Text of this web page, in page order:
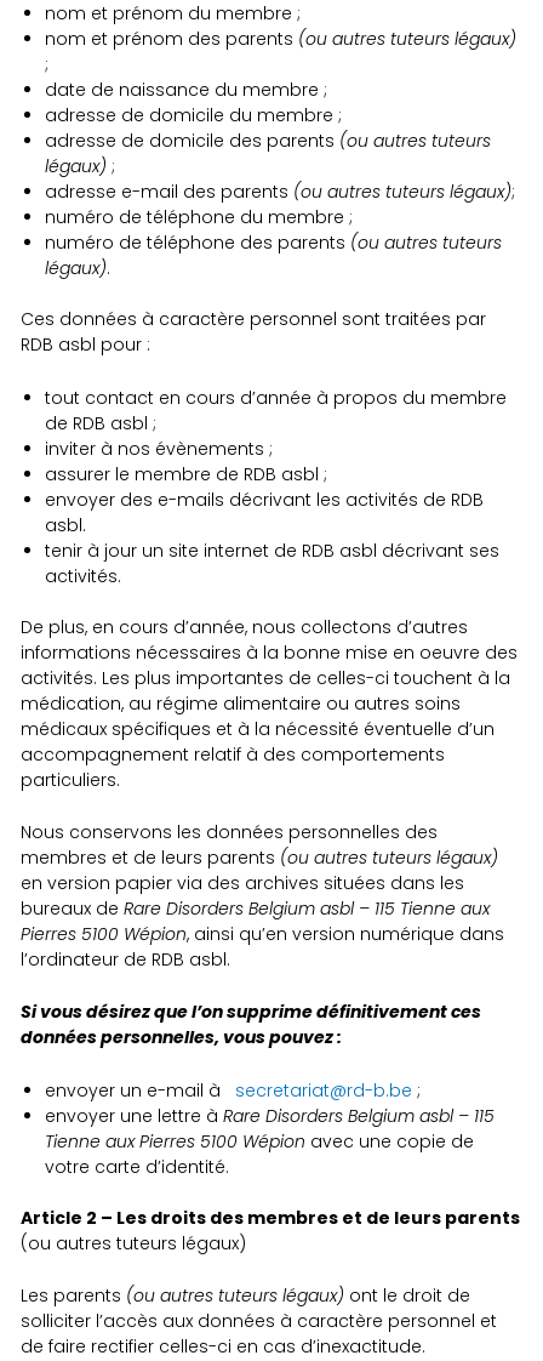
nom et prénom du membre ;
nom et prénom des parents (ou autres tuteurs légaux)
;
date de naissance du membre ;
adresse de domicile du membre ;
adresse de domicile des parents (ou autres tuteurs
légaux) ;
adresse e-mail des parents (ou autres tuteurs légaux);
numéro de téléphone du membre ;
numéro de téléphone des parents (ou autres tuteurs
légaux).
Ces données à caractère personnel sont traitées par
RDB asbl pour :
tout contact en cours d’année à propos du membre
de RDB asbl ;
inviter à nos évènements ;
assurer le membre de RDB asbl ;
envoyer des e-mails décrivant les activités de RDB
asbl.
tenir à jour un site internet de RDB asbl décrivant ses
activités.
De plus, en cours d’année, nous collectons d’autres
informations nécessaires à la bonne mise en oeuvre des
activités. Les plus importantes de celles-ci touchent à la
médication, au régime alimentaire ou autres soins
médicaux spécifiques et à la nécessité éventuelle d’un
accompagnement relatif à des comportements
particuliers.
Nous conservons les données personnelles des
membres et de leurs parents (ou autres tuteurs légaux)
en version papier via des archives situées dans les
bureaux deRare Disorders Belgium asbl – 115 Tienne aux
Pierres 5100 Wépion, ainsi qu’en version numérique dans
l’ordinateur de RDB asbl.
Si vous désirez que l’on supprime définitivement ces
données personnelles, vous pouvez :
envoyer un e-mail à secretariat@rd-b.be ;
envoyer une lettre àRare Disorders Belgium asbl – 115
Tienne aux Pierres 5100 Wépion avec une copie de
votre carte d’identité.
Article 2 – Les droits des membres et de leurs parents
(ou autres tuteurs légaux)
Les parents (ou autres tuteurs légaux) ont le droit de
solliciter l’accès aux données à caractère personnel et
de faire rectifier celles-ci en cas d’inexactitude.